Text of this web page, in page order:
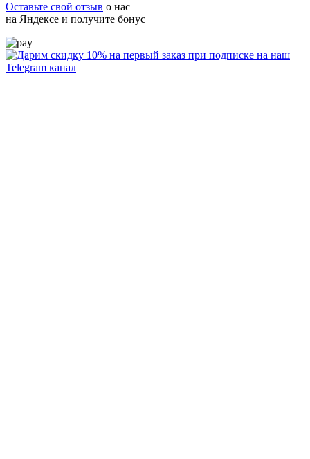
Оставьте свой отзыв о нас
на Яндексе и получите бонус